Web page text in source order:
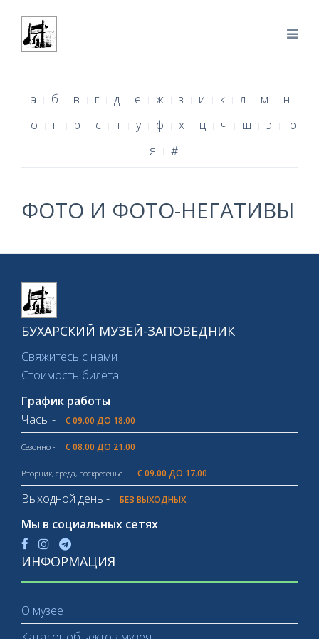
а б в г д е ж з и к л м
н
о
п р с т у ф х ц ч ш э
ю
я
#
ФОТО И ФОТО-НЕГАТИВЫ
БУХАРСКИЙ МУЗЕЙ-ЗАПОВЕДНИК
Свяжитесь с нами
Стоимость билета
График работы
Часы -
С 09.00 ДО 18.00
Сезонно - С 08.00 ДО 21.00
Вторник, среда, воскресенье - С 09.00 ДО 17.00
Выходной день - БЕЗ ВЫХОДНЫХ
Мы в социальных сетях
ИНФОРМАЦИЯ
О музее